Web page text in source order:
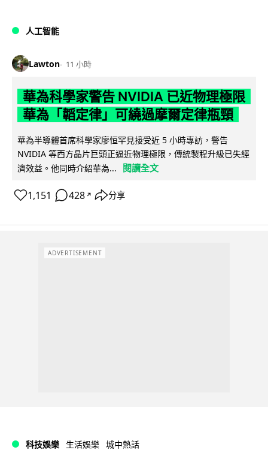
人工智能
Lawton 11 小時
華為科學家警告 NVIDIA 已近物理極限
華為「韜定律」可繞過摩爾定律瓶頸
華為半導體首席科學家廖恒罕見接受近 5 小時專訪，警告
NVIDIA 等西方晶片巨頭正逼近物理極限，傳統製程升級已失經
濟效益。他同時介紹華為...
閱讀全文
1,151 428 ↗ 分享
ADVERTISEMENT
科技娛樂 生活娛樂 城中熱話